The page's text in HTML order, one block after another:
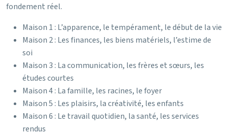
fondement réel.
Maison 1 : L’apparence, le tempérament, le début de la vie
Maison 2 : Les finances, les biens matériels, l’estime de
soi
Maison 3 : La communication, les frères et sœurs, les
études courtes
Maison 4 : La famille, les racines, le foyer
Maison 5 : Les plaisirs, la créativité, les enfants
Maison 6 : Le travail quotidien, la santé, les services
rendus